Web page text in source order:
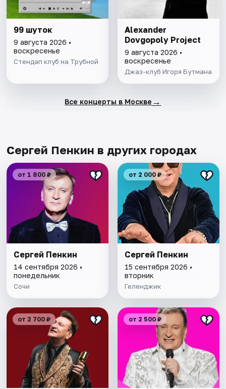
99 шуток
9 августа 2026 •
воскресенье
Стендап клуб на Трубной
Alexander
Dovgopoly Project
9 августа 2026 •
воскресенье
Джаз-клуб Игоря Бутмана
Все концерты в Москве →
Сергей Пенкин в других городах
от 1 800 ₽
Сергей Пенкин
14 сентября 2026 •
понедельник
Сочи
от 2 000 ₽
Сергей Пенкин
15 сентября 2026 •
вторник
Геленджик
от 2 700 ₽ от 2 500 ₽